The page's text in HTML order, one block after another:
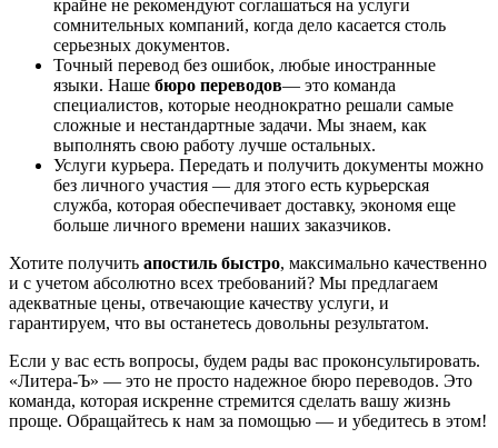
крайне не рекомендуют соглашаться на услуги
сомнительных компаний, когда дело касается столь
серьезных документов.
Точный перевод без ошибок, любые иностранные
языки. Наше бюро переводов— это команда
специалистов, которые неоднократно решали самые
сложные и нестандартные задачи. Мы знаем, как
выполнять свою работу лучше остальных.
Услуги курьера. Передать и получить документы можно
без личного участия — для этого есть курьерская
служба, которая обеспечивает доставку, экономя еще
больше личного времени наших заказчиков.
Хотите получить апостиль быстро, максимально качественно
и с учетом абсолютно всех требований? Мы предлагаем
адекватные цены, отвечающие качеству услуги, и
гарантируем, что вы останетесь довольны результатом.
Если у вас есть вопросы, будем рады вас проконсультировать.
«Литера-Ъ» — это не просто надежное бюро переводов. Это
команда, которая искренне стремится сделать вашу жизнь
проще. Обращайтесь к нам за помощью — и убедитесь в этом!